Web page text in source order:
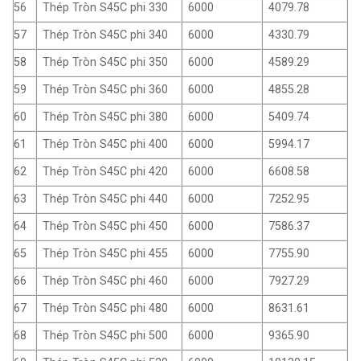
56
Thép Tròn S45C phi 330 6000
4079.78
57
Thép Tròn S45C phi 340 6000
4330.79
58
Thép Tròn S45C phi 350 6000
4589.29
59
Thép Tròn S45C phi 360 6000
4855.28
60
Thép Tròn S45C phi 380 6000
5409.74
61
Thép Tròn S45C phi 400 6000
5994.17
62
Thép Tròn S45C phi 420 6000
6608.58
63
Thép Tròn S45C phi 440 6000
7252.95
64
Thép Tròn S45C phi 450 6000
7586.37
65
Thép Tròn S45C phi 455 6000
7755.90
66
Thép Tròn S45C phi 460 6000
7927.29
67
Thép Tròn S45C phi 480 6000
8631.61
68
Thép Tròn S45C phi 500 6000
9365.90